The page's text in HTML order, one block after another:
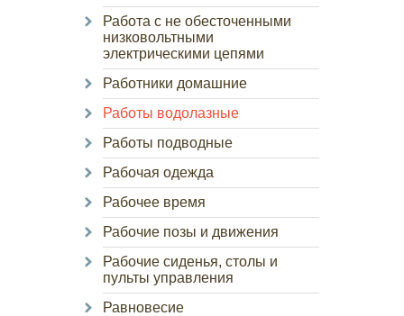
Работа с не обесточенными
низковольтными
электрическими цепями
Работники домашние
Работы водолазные
Работы подводные
Рабочая одежда
Рабочее время
Рабочие позы и движения
Рабочие сиденья, столы и
пульты управления
Равновесие